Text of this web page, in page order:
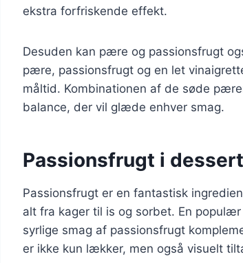
ekstra forfriskende effekt.
Desuden kan pære og passionsfrugt
pære, passionsfrugt og en let
måltid. Kombinationen af de søde
balance, der vil glæde enhver smag.
Passionsfrugt i
Passionsfrugt er en fantastisk
alt fra kager til is og sorbet. En
syrlige smag af passionsfrugt
er ikke kun lækker, men også visuelt